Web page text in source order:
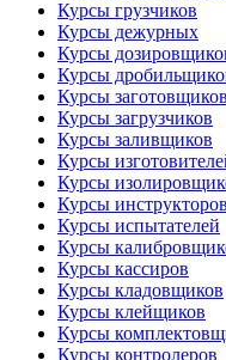
Курсы грузчиков
Курсы дежурных
Курсы
Курсы
Курсы заготовщиков
Курсы загрузчиков
Курсы заливщиков
Курсы
Курсы
Курсы инструкторов
Курсы испытателей
Курсы
Курсы кассиров
Курсы кладовщиков
Курсы клейщиков
Курсы
Курсы контролеров